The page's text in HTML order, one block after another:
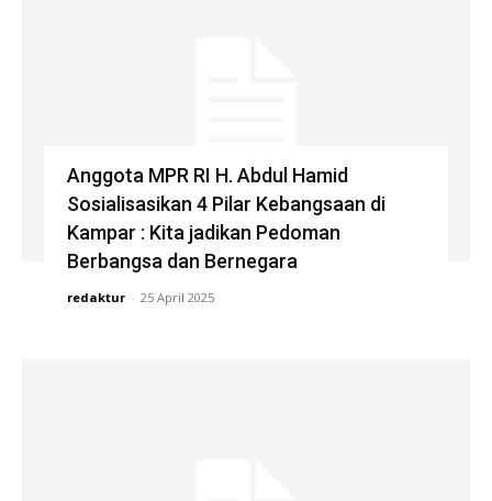
Anggota MPR RI H. Abdul Hamid
Sosialisasikan 4 Pilar Kebangsaan di
Kampar : Kita jadikan Pedoman
Berbangsa dan Bernegara
redaktur - 25 April 2025